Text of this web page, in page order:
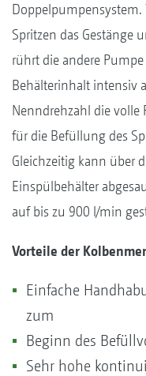
Spritzen das Gestänge
rührt die andere
Behälterinhalt intensiv
Nenndrehzahl die
für die Befüllung des
Gleichzeitig kann über
Einspülbehälter
auf bis zu 900 l/min
Vorteile der
Einfache
zum
Beginn des
Sehr hohe